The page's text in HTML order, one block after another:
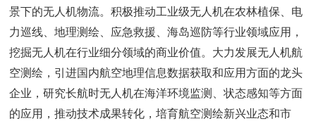
景下的无人机物流。积极推动工业级无人机在农林植保、电
力巡线、地理测绘、应急救援、海岛巡防等行业领域应用，
挖掘无人机在行业细分领域的商业价值。大力发展无人机航
空测绘，引进国内航空地理信息数据获取和应用方面的龙头
企业，研究长航时无人机在海洋环境监测、状态感知等方面
的应用，推动技术成果转化，培育航空测绘新兴业态和市